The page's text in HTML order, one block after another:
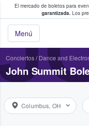
El mercado de boletos para
garantizada. Los
Menú
fans
Conciertos/ Dance and
John Summit
Columbus, OH